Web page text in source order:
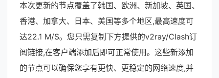
本次更新的节点覆盖了韩国、欧洲、新加坡、英国、
香港、加拿大、日本、美国等多个地区,最高速度可
达22.1 M/S。您只需复制下方提供的v2ray/Clash订
阅链接,在客户端添加后即可正常使用。这些新添加
的节点可以确保您享有更快、更稳定的网络速度,并